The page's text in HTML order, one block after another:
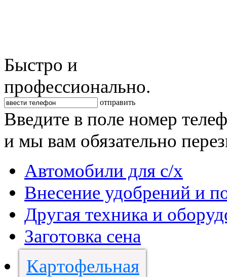
Быстро и
профессионально.
отправить
Введите в поле номер
и мы вам обязательно
Автомобили для с/х
Внесение удобрений и
Другая техника и
Заготовка сена
Картофельная